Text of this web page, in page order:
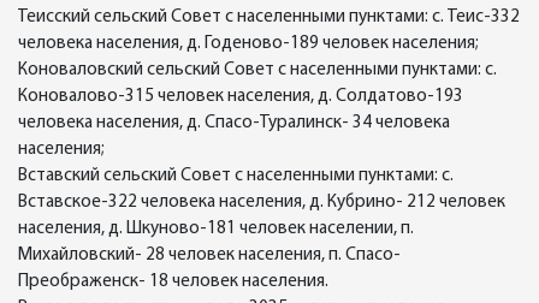
Теисский сельский Совет с населенными пунктами: с. Теис-332
человека населения, д. Годеново-189 человек населения;
Коноваловский сельский Совет с населенными пунктами: с.
Коновалово-315 человек населения, д. Солдатово-193
человека населения, д. Спасо-Туралинск- 34 человека
населения;
Вставский сельский Совет с населенными пунктами: с.
Вставское-322 человека населения, д. Кубрино- 212 человек
населения, д. Шкуново-181 человек населении, п.
Михайловский- 28 человек населения, п. Спасо-
Преображенск- 18 человек населения.